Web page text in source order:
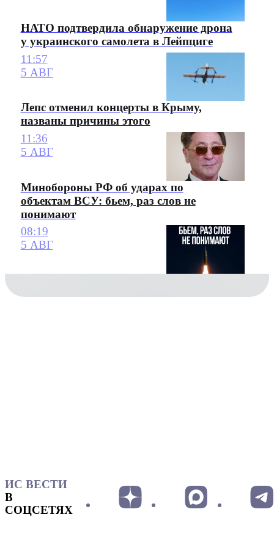
НАТО подтвердила обнаружение дрона
у украинского самолета в Лейпциге
11:57
5 АВГ
Лепс отменил концерты в Крыму,
названы причины этого
11:36
5 АВГ
Минобороны РФ об ударах по
объектам ВСУ: бьем, раз слов не
понимают
08:19
5 АВГ
ИС ВЕСТИ
В
СОЦСЕТЯХ